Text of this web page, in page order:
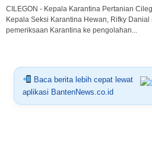
CILEGON - Kepala Karantina Pertanian
Kepala Seksi Karantina Hewan, Rifky
pemeriksaan Karantina ke pengolahan...
Baca berita lebih cepat lewat
aplikasi BantenNews.co.id